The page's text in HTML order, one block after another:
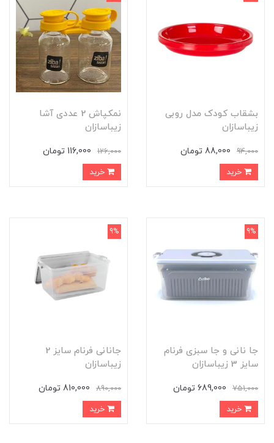
بشقاب کودک مدل روبی
زیباسازان
94,000 88,000 تومان
نمکپاش 2 عددی آشا
زیباسازان
126,000 116,000 تومان
جا نانی و جا سبزی فرنام
سایز 3 زیباسازان
751,000 689,000 تومان
9%
جانانی فرنام سایز 2
زیباسازان
890,000 810,000 تومان
9%